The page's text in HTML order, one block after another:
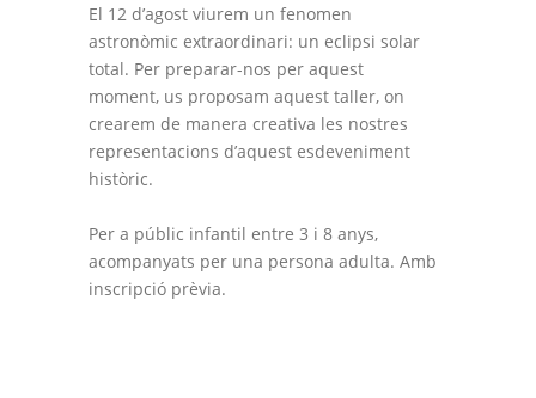
El 12 d’agost viurem un fenomen
astronòmic extraordinari: un eclipsi solar
total. Per preparar-nos per aquest
moment, us proposam aquest taller, on
crearem de manera creativa les nostres
representacions d’aquest esdeveniment
històric.
Per a públic infantil entre 3 i 8 anys,
acompanyats per una persona adulta. Amb
inscripció prèvia.